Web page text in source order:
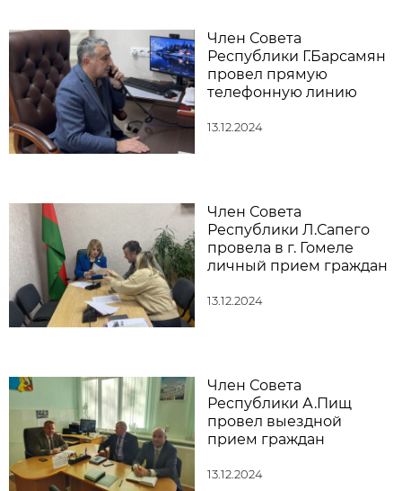
Член Совета
Республики Г.Барсамян
провел прямую
телефонную линию
13.12.2024
Член Совета
Республики Л.Сапего
провела в г. Гомеле
личный прием граждан
13.12.2024
Член Совета
Республики А.Пищ
провел выездной
прием граждан
13.12.2024